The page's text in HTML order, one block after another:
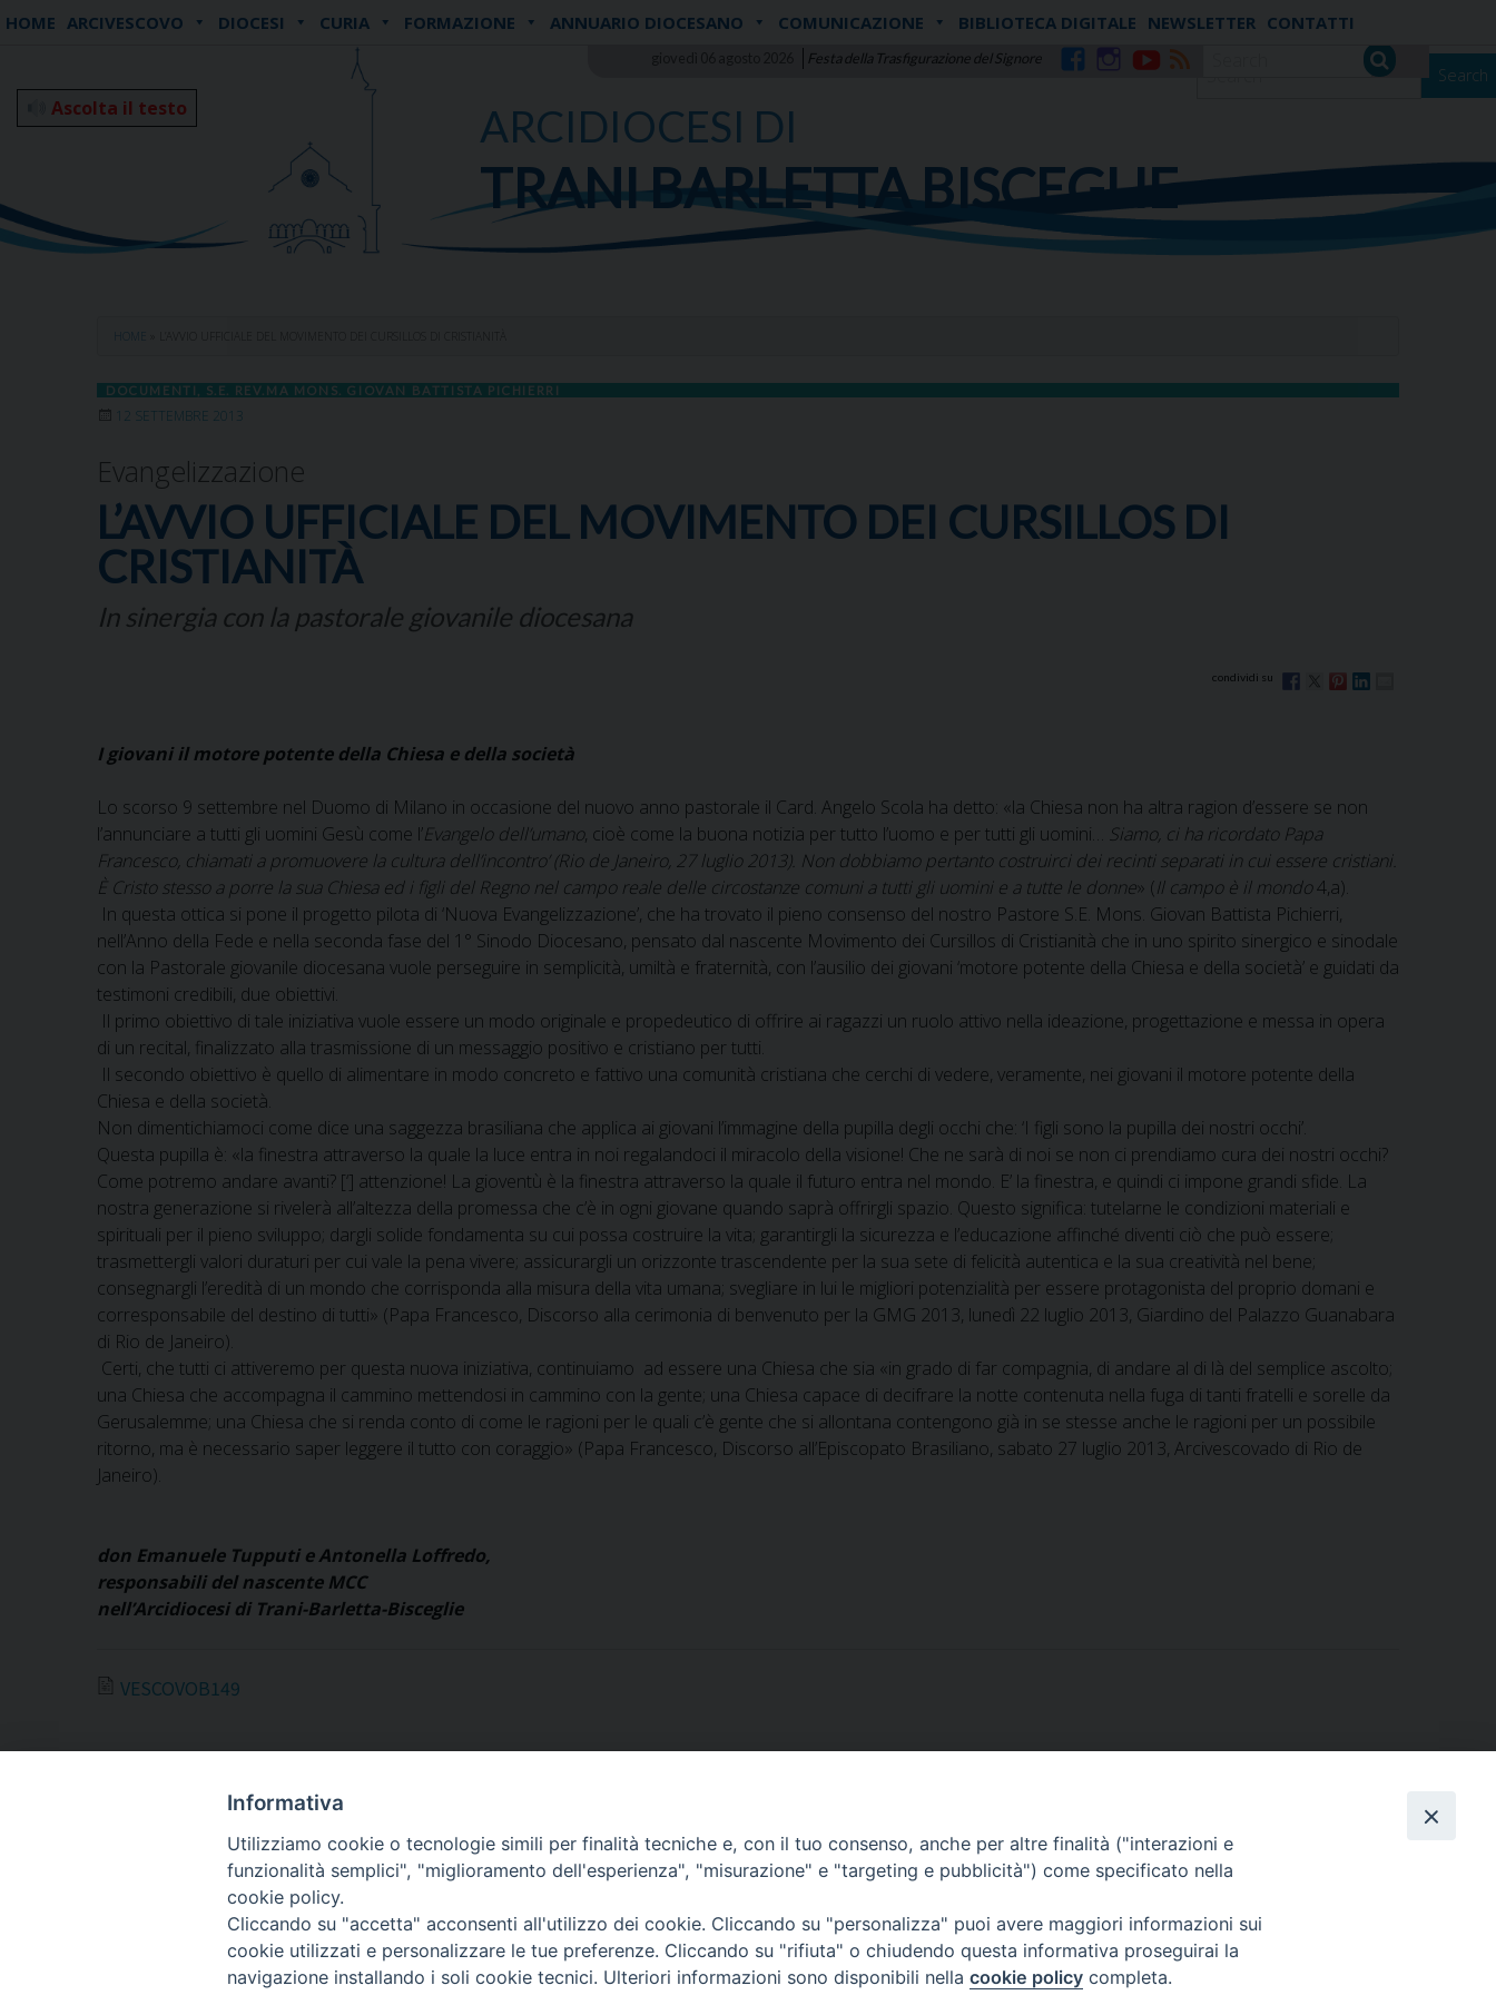
Skip
Festa della Trasfigurazione del Signore
HOME ARCIVESCOVO DIOCESI CURIA FORMAZIONE ANNUARIO DIOCESANO COMUNICAZIONE BIBLIOTECA DIGITALE NEWSLETTER CONTATTI
Search
ARCIDIOCESI DI
TRANI BARLETTA BISCEGLIE
Ascolta il testo
HOME
DOCUMENTI S.E. REV.MA MONS. GIOVAN BATTISTA PICHIERRI
12 SETTEMBRE 2013
Evangelizzazione
L’AVVIO UFFICIALE DEL MOVIMENTO DEI CURSILLOS DI
CRISTIANITÀ
In sinergia con la pastorale giovanile diocesana
I giovani il motore potente della Chiesa e della società
Lo scorso 9 settembre nel Duomo di Milano in occasione del nuovo anno pastorale il Card. Angelo Scola ha detto: «la Chiesa non ha altra ragion d’essere se non
l’annunciare a tutti gli uomini Gesù come l’Evangelo dell’umano, cioè come la buona notizia per tutto l’uomo e per tutti gli uomini… Siamo, ci ha ricordato Papa
Francesco, chiamati a promuovere la cultura dell’incontro’ (Rio de Janeiro, 27 luglio 2013). Non dobbiamo pertanto costruirci dei recinti separati in cui essere cristiani.
È Cristo stesso a porre la sua Chiesa ed i figli del Regno nel campo reale delle circostanze comuni a tutti gli uomini e a tutte le donne» (Il campo è il mondo4,a).
In questa ottica si pone il progetto pilota di ‘Nuova Evangelizzazione’, che ha trovato il pieno consenso del nostro Pastore S.E. Mons. Giovan Battista Pichierri,
nell’Anno della Fede e nella seconda fase del 1° Sinodo Diocesano, pensato dal nascente Movimento dei Cursillos di Cristianità che in uno spirito sinergico e sinodale
con la Pastorale giovanile diocesana vuole perseguire in semplicità, umiltà e fraternità, con l’ausilio dei giovani ‘motore potente della Chiesa e della società’ e guidati da
testimoni credibili, due obiettivi.
Il primo obiettivo di tale iniziativa vuole essere un modo originale e propedeutico di offrire ai ragazzi un ruolo attivo nella ideazione, progettazione e messa in opera
di un recital, finalizzato alla trasmissione di un messaggio positivo e cristiano per tutti.
Il secondo obiettivo è quello di alimentare in modo concreto e fattivo una comunità cristiana che cerchi di vedere, veramente, nei giovani il motore potente della
Chiesa e della società.
Non dimentichiamoci come dice una saggezza brasiliana che applica ai giovani l’immagine della pupilla degli occhi che: ‘I figli sono la pupilla dei nostri occhi’.
Questa pupilla è: «la finestra attraverso la quale la luce entra in noi regalandoci il miracolo della visione! Che ne sarà di noi se non ci prendiamo cura dei nostri occhi?
Come potremo andare avanti? [‘] attenzione! La gioventù è la finestra attraverso la quale il futuro entra nel mondo. E’ la finestra, e quindi ci impone grandi sfide. La
nostra generazione si rivelerà all’altezza della promessa che c’è in ogni giovane quando saprà offrirgli spazio. Questo significa: tutelarne le condizioni materiali e
spirituali per il pieno sviluppo; dargli solide fondamenta su cui possa costruire la vita; garantirgli la sicurezza e l’educazione affinché diventi ciò che può essere;
trasmettergli valori duraturi per cui vale la pena vivere; assicurargli un orizzonte trascendente per la sua sete di felicità autentica e la sua creatività nel bene;
consegnargli l’eredità di un mondo che corrisponda alla misura della vita umana; svegliare in lui le migliori potenzialità per essere protagonista del proprio domani e
corresponsabile del destino di tutti» (Papa Francesco, Discorso alla cerimonia di benvenuto per la GMG 2013, lunedì 22 luglio 2013, Giardino del Palazzo Guanabara
di Rio de Janeiro).
Certi, che tutti ci attiveremo per questa nuova iniziativa, continuiamo ad essere una Chiesa che sia «in grado di far compagnia, di andare al di là del semplice ascolto;
una Chiesa che accompagna il cammino mettendosi in cammino con la gente; una Chiesa capace di decifrare la notte contenuta nella fuga di tanti fratelli e sorelle da
Gerusalemme; una Chiesa che si renda conto di come le ragioni per le quali c’è gente che si allontana contengono già in se stesse anche le ragioni per un possibile
ritorno, ma è necessario saper leggere il tutto con coraggio» (Papa Francesco, Discorso all’Episcopato Brasiliano, sabato 27 luglio 2013, Arcivescovado di Rio de
Janeiro).
don Emanuele Tupputi e Antonella Loffredo,
responsabili del nascente MCC
nell’Arcidiocesi di Trani-Barletta-Bisceglie
VESCOVOB149
BARLETTA
BISCEGLIE
Corato, Margherita di Savoia,
Sede arcivescovile suffraganea di Bari-Bitonto
Regione ecclesiastica Puglia
Via Beltrani, 9
Centralino Tel. 0883 494211
Cancelleria Tel. 0883 494204
Informativa
Utilizziamo cookie o tecnologie simili per finalità tecniche e, con il tuo consenso, anche per altre finalità ("interazioni e
funzionalità semplici", "miglioramento dell'esperienza", "misurazione" e "targeting e pubblicità") come specificato nella
cookie policy.
Cliccando su "accetta" acconsenti all'utilizzo dei cookie. Cliccando su "personalizza" puoi avere maggiori informazioni sui
cookie utilizzati e personalizzare le tue preferenze. Cliccando su "rifiuta" o chiudendo questa informativa proseguirai la
navigazione installando i soli cookie tecnici. Ulteriori informazioni sono disponibili nella cookie policy completa.